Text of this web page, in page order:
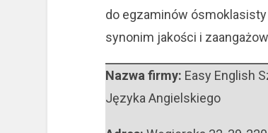
do egzaminów
synonim jakości i
Nazwa firmy: Easy English
Języka Angielskiego